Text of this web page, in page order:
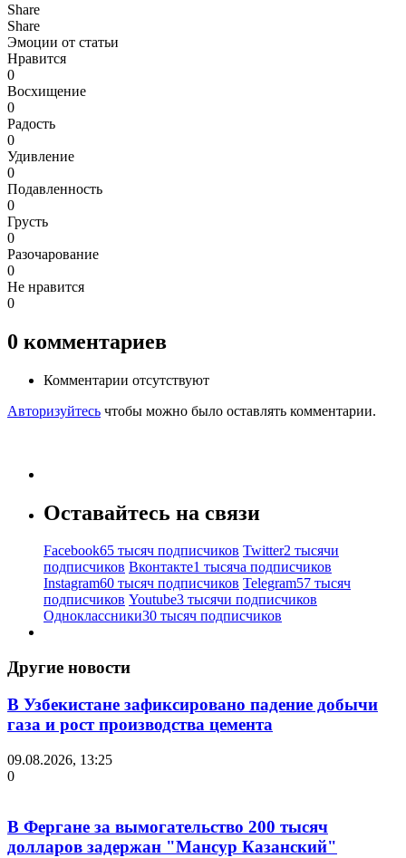
Share
Share
Эмоции от статьи
Нравится
0
Восхищение
0
Радость
0
Удивление
0
Подавленность
0
Грусть
0
Разочарование
0
Не нравится
0
0 комментариев
Комментарии отсутствуют
Авторизуйтесь чтобы можно было оставлять комментарии.
Оставайтесь на связи
Facebook65 тысяч подписчиков Twitter2 тысячи
подписчиков Вконтакте1 тысяча подписчиков
Instagram60 тысяч подписчиков Telegram57 тысяч
подписчиков Youtube3 тысячи подписчиков
Одноклассники30 тысяч подписчиков
Другие новости
В Узбекистане зафиксировано падение добычи
газа и рост производства цемента
09.08.2026, 13:25
0
В Фергане за вымогательство 200 тысяч
долларов задержан "Мансур Казанский"